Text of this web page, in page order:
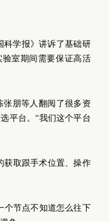
科学报》讲诉了基础研
室期间需要保证高活
张朋等人翻阅了很多资
平台。“我们这个平台
获取跟手术位置、操作
个节点不知道怎么往下